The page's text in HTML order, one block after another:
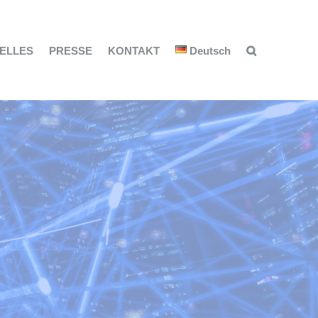
PRESSE KONTAKT Deutsch